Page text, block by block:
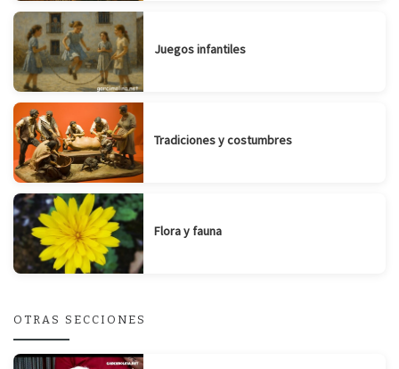
Juegos infantiles
Tradiciones y costumbres
Flora y fauna
OTRAS SECCIONES